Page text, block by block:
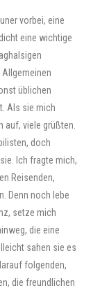
vorbei, eine
eine wichtige
Allgemeinen
üblichen
Als sie mich
viele grüßten.
doch
Ich fragte mich,
Reisenden,
Denn noch lebe
setze mich
die eine
sahen sie es
folgenden,
die freundlichen